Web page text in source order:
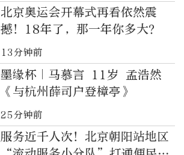
北京奥运会开幕式再看依然震
撼！18年了，那一年你多大？
13分钟前
墨缘杯｜马慕言 11岁 孟浩然
《与杭州薛司户登樟亭》
25分钟前
服务近千人次！北京朝阳站地区